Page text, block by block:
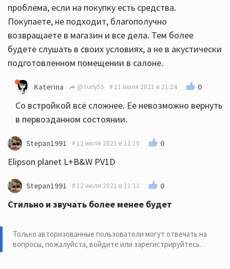
проблема, если на покупку есть средства.
Покупаете, не подходит, благополучно
возвращаете в магазин и все дела. Тем более
будете слушать в своих условиях, а не в акустически
подготовленном помещении в салоне.
Katerina @Yuriy55 11 июля 2021 в 21:24 0
Со встройкой всё сложнее. Ее невозможно вернуть
в первозданном состоянии.
Stepan1991 12 июля 2021 в 11:10 0
Elipson planet L+B&W PV1D
Stepan1991 12 июля 2021 в 11:11 0
Стильно и звучать более менее будет
Только авторизованные пользователи могут отвечать на
вопросы, пожалуйста, войдите или зарегистрируйтесь.